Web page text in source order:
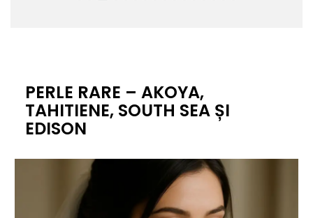
PERLE RARE – AKOYA,
TAHITIENE, SOUTH SEA ȘI
EDISON